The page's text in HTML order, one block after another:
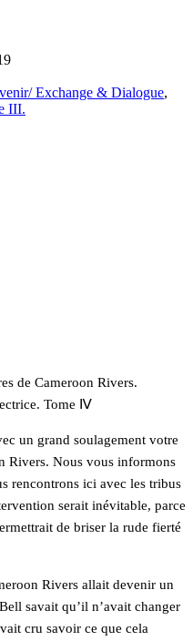
Exchange & Dialogue,
III.
de Cameroon Rivers.
Tome Ⅳ
un grand soulagement votre
Rivers. Nous vous informons
rencontrons ici avec les tribus
serait inévitable, parce
de briser la rude fierté
Rivers allait devenir un
savait qu’il n’avait changer
cru savoir ce que cela